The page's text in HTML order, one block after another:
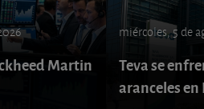
Martin
miércoles, 5 de
Teva se
aranceles en